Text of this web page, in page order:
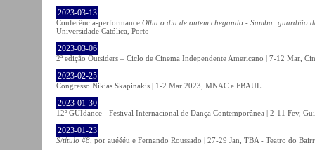
2023-03-13
Conferência-performance Olha o dia de ontem chegando - Samba: guardião
Universidade Católica, Porto
2023-03-06
2ª edição Outsiders – Ciclo de Cinema Independente Americano | 7-12 Mar,
2023-02-25
Congresso Nikias Skapinakis | 1-2 Mar 2023, MNAC e FBAUL
2023-01-30
12º GUIdance - Festival Internacional de Dança Contemporânea | 2-11 Fev,
2023-01-23
S/título #8 , por auéééu e Fernando Roussado | 27-29 Jan, TBA - Teatro do